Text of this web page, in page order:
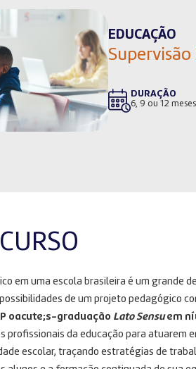
EDUCAÇÃO
Supervisão
DURAÇÃO
6, 9 ou 12
em uma escola brasileira é um grande
de um projeto pedagógico
P oacute;s-graduação Lato Sensuem
profissionais da educação para atuarem
escolar, traçando estratégias de